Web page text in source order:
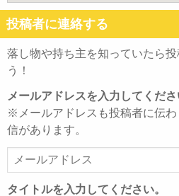
投稿者に連絡する
落し物や持ち主を知っていたら
う！
メールアドレスを入力してくださ
※メールアドレスも投稿者に伝
信があります。
ー
ル
タイトルを入力してください。